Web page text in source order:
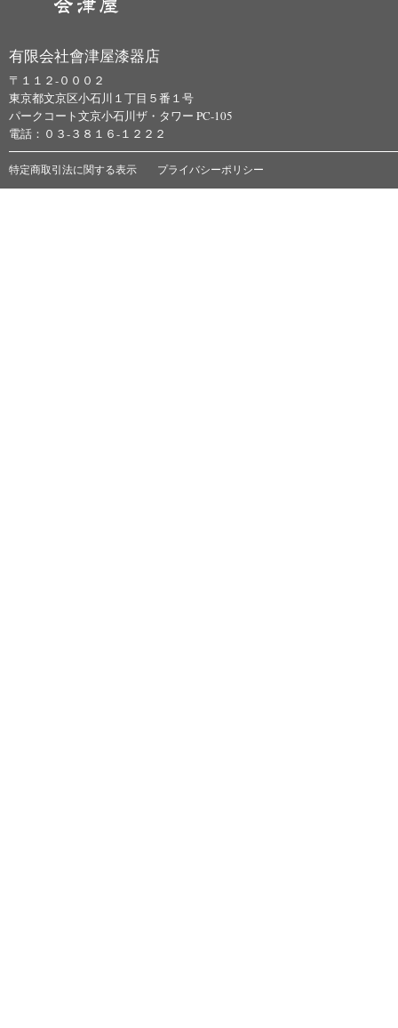
有限会社會津屋漆器店
〒１１２-０００２
東京都文京区小石川１丁目５番１号
パークコート文京小石川ザ・タワー PC-105
電話：０３-３８１６-１２２２
特定商取引法に関する表示 プライバシーポリシー